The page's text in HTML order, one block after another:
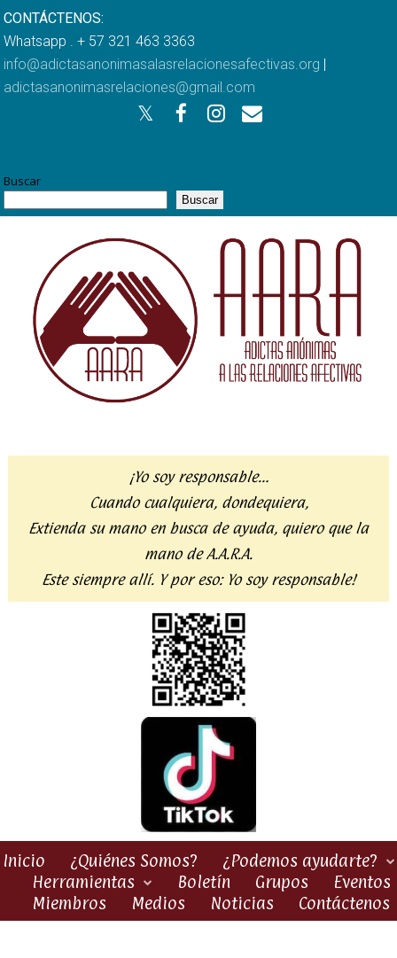
CONTÁCTENOS:
Whatsapp . + 57 321 463 3363
info@adictasanonimasalasrelacionesafectivas.org |
adictasanonimasrelaciones@gmail.com
Buscar
Buscar
¡Yo soy responsable…
Cuando cualquiera, dondequiera,
Extienda su mano en busca de ayuda, quiero que la
mano de A.A.R.A.
Este siempre allí. Y por eso: Yo soy responsable!
Inicio ¿Quiénes Somos?
¿Podemos ayudarte?
Herramientas
Boletín Grupos
Eventos
Miembros
Medios Noticias Contáctenos